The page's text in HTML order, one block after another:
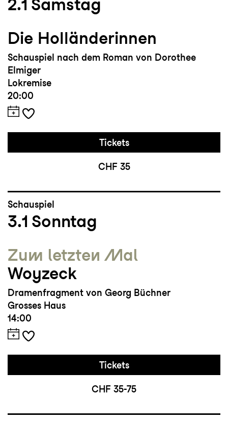
2.1 Samstag
Die Holländerinnen
Schauspiel nach dem Roman von Dorothee
Elmiger
Lokremise
20:00
Tickets
CHF 35
Schauspiel
3.1 Sonntag
Zum letzten Mal
Woyzeck
Dramenfragment von Georg Büchner
Grosses Haus
14:00
Tickets
CHF 35-75